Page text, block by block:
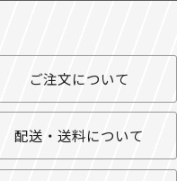
ご注文について
配送・送料について